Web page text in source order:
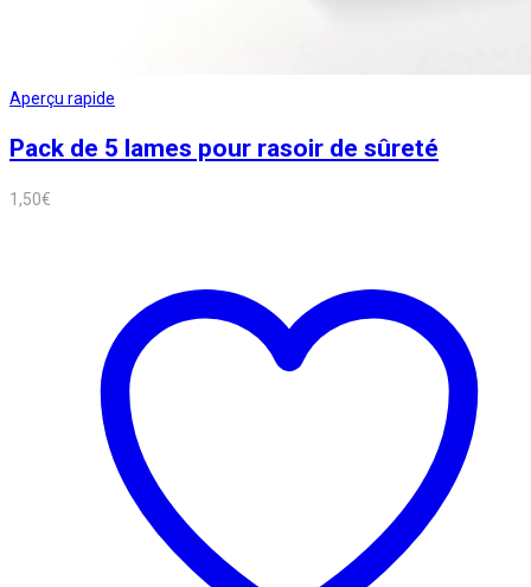
Aperçu rapide
Pack de 5 lames pour rasoir de sûreté
1,50€